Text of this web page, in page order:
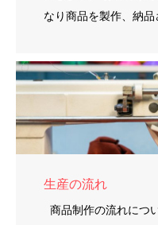
なり商品を製作、納品
生産の流れ